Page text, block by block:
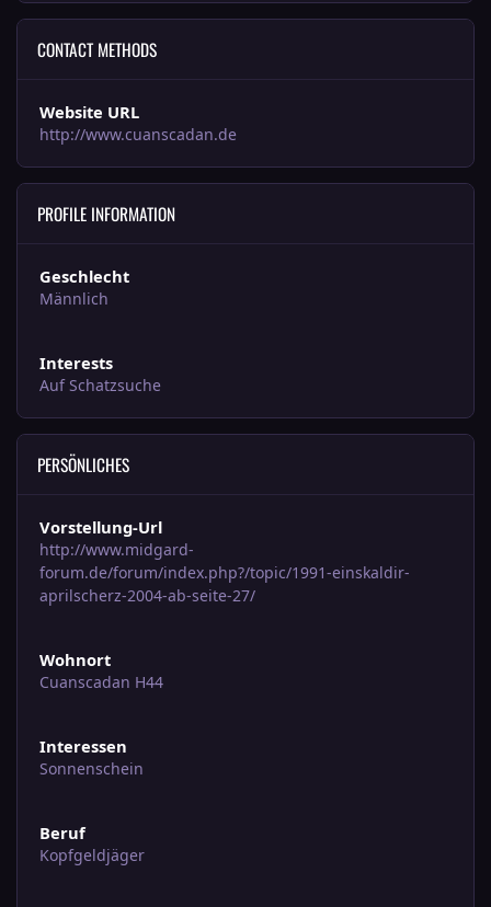
CONTACT METHODS
Website URL
http://www.cuanscadan.de
PROFILE INFORMATION
Geschlecht
Männlich
Interests
Auf Schatzsuche
PERSÖNLICHES
Vorstellung-Url
http://www.midgard-
forum.de/forum/index.php?/topic/1991-einskaldir-
aprilscherz-2004-ab-seite-27/
Wohnort
Cuanscadan H44
Interessen
Sonnenschein
Beruf
Kopfgeldjäger